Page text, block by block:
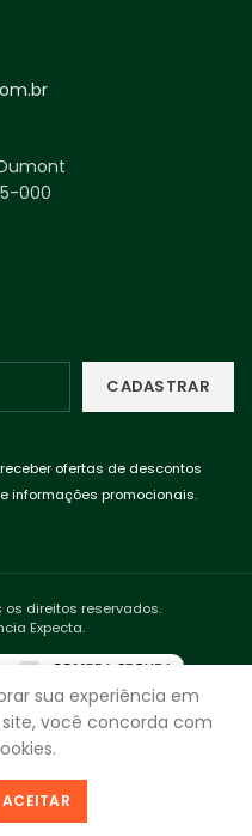
000
ofertas de descontos
informações promocionais.
os direitos reservados.
Expecta.
sua experiência em
você concorda com
ACEITAR
AO CARRINHO
Minha Sacola